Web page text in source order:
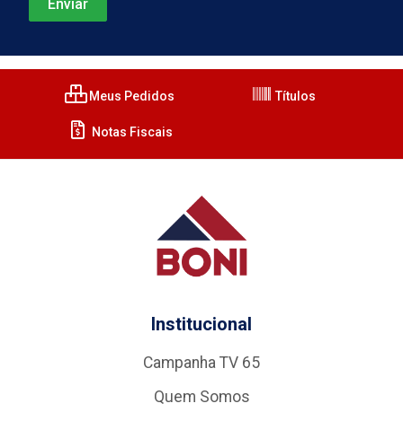
Meus Pedidos Títulos
Notas Fiscais
Institucional
Campanha TV 65
Quem Somos